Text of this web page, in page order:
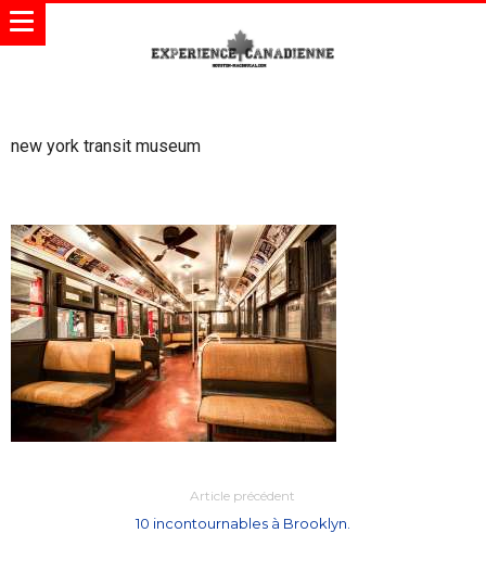
new york transit museum
Article précédent
10 incontournables à Brooklyn.